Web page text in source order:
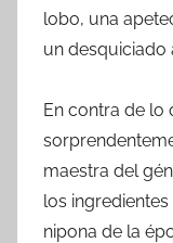
lobo, una
un desquiciado
En contra de lo
maestra del
los
nipona de la